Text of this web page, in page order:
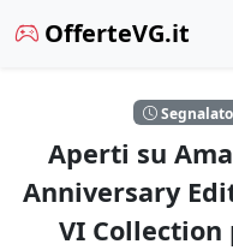
OfferteVG.it
Aperti su
Anniversary
VI Collection